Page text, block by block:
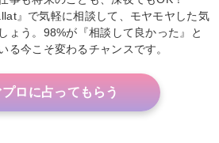
』で気軽に相談して、モヤモヤした気
ょう。98%が『相談して良かった』と
る今こそ変わるチャンスです。
ロに占ってもらう